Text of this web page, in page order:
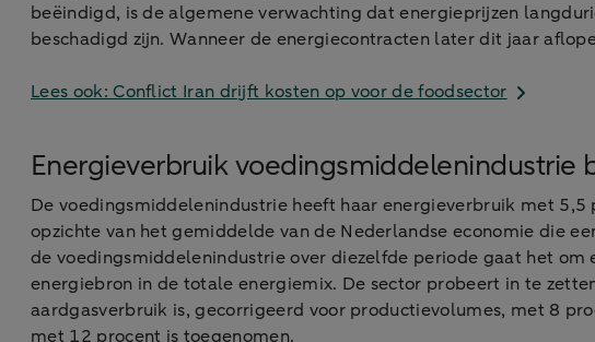
beëindigd, is de algemene verwachting dat energieprijzen
beschadigd zijn. Wanneer de energiecontracten later dit jaar
Lees ook: Conflict Iran drijft kosten op voor de foodsector
Energieverbruik voedingsmiddelenindustrie
De voedingsmiddelenindustrie heeft haar energieverbruik met
opzichte van het gemiddelde van de Nederlandse economie die
de voedingsmiddelenindustrie over diezelfde periode gaat het
energiebron in de totale energiemix. De sector probeert in te
aardgasverbruik is, gecorrigeerd voor productievolumes, met 8
met 12 procent is toegenomen.